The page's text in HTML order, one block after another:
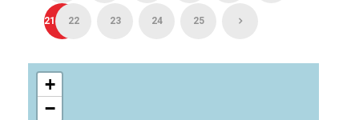
21 22 23 24 25
+
−